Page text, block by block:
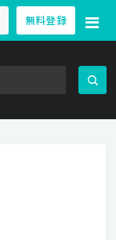
無料登録